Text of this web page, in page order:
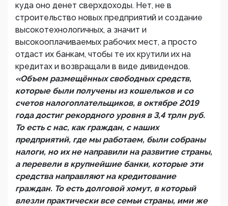
куда оно денет сверхдоходы. Нет, не в
строительство новых предприятий и создание
высокотехнологичных, а значит и
высокооплачиваемых рабочих мест, а просто
отдаст их банкам, чтобы те их крутили их на
кредитах и возвращали в виде дивидендов.
«Объем размещённых свободных средств,
которые были получены из кошельков и со
счетов налогоплательщиков, в октябре 2019
года достиг рекордного уровня в 3,4 трлн руб.
То есть с нас, как граждан, с наших
предприятий, где мы работаем, были собраны
налоги, но их не направили на развитие страны,
а перевели в крупнейшие банки, которые эти
средства направляют на кредитование
граждан. То есть долговой хомут, в который
влезли практически все семьи страны, ими же